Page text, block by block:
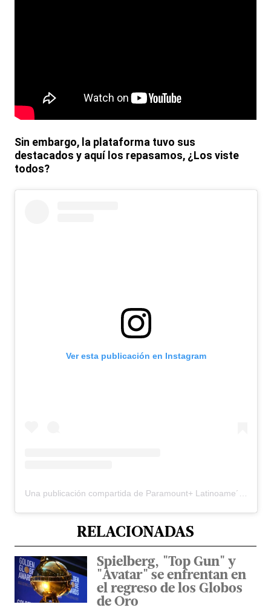
Sin embargo, la plataforma tuvo sus
destacados y aquí los repasamos, ¿Los viste
todos?
Ver esta publicación en Instagram
RELACIONADAS
Spielberg, "Top Gun" y
"Avatar" se enfrentan en
el regreso de los Globos
de Oro